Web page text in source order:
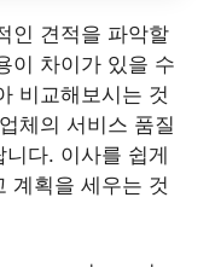
인 견적을 파악할
이 차이가 있을 수
비교해보시는 것
체의 서비스 품질
다. 이사를 쉽게
계획을 세우는 것